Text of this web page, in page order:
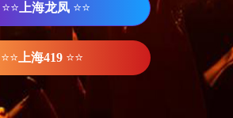
⭐⭐ 上海龙凤 ⭐⭐
⭐⭐ 上海419 ⭐⭐